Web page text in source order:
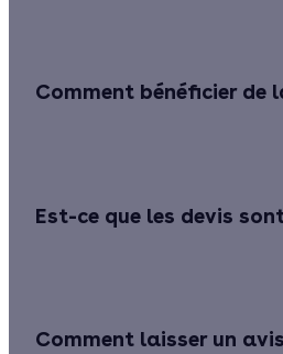
Comment bénéficier de
Est-ce que les devis
Comment laisser un